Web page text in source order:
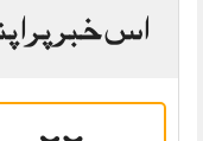
اس خبر پر